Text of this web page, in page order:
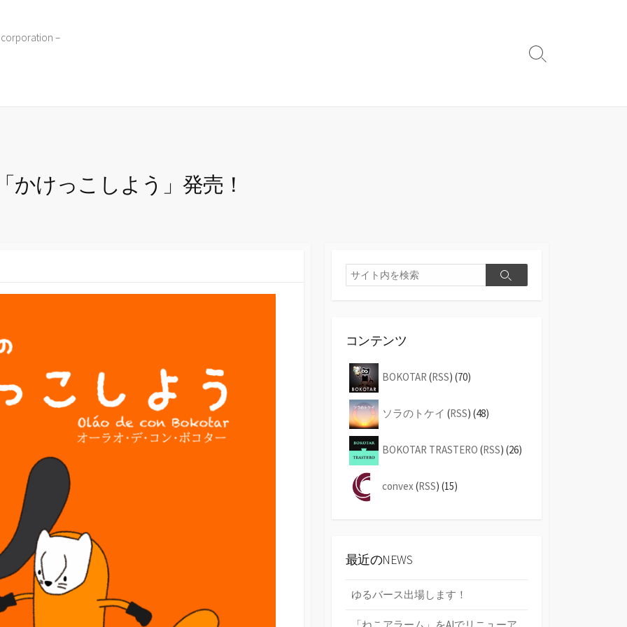
–
検
けっこしよう」発売！
検
索
検
コンテンツ
BOKOTAR (RSS) (70)
ソラのトケイ (RSS) (48)
BOKOTAR TRASTERO (RSS) (26)
convex(RSS) (15)
最近のNEWS
ゆるバース出場します！